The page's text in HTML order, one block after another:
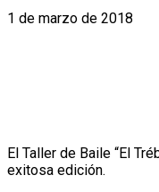
1 de marzo de 2018
El Taller de Baile “El
exitosa edición.